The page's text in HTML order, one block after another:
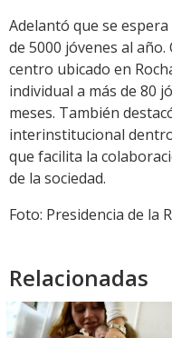
Adelantó que se
de 5000 jóvenes al
centro ubicado en
individual a más de 80
meses. También
interinstitucional
que facilita la
de la sociedad.
Foto: Presidencia de la
Relacionadas